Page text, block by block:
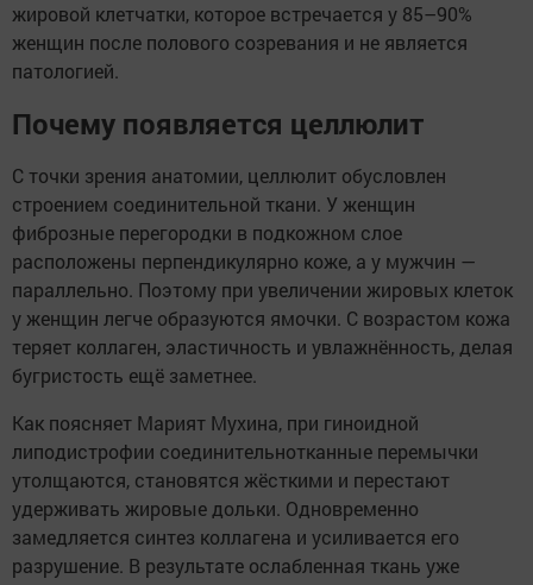
жировой клетчатки, которое встречается у 85–90%
женщин после полового созревания и не является
патологией.
Почему появляется целлюлит
С точки зрения анатомии, целлюлит обусловлен
строением соединительной ткани. У женщин
фиброзные перегородки в подкожном слое
расположены перпендикулярно коже, а у мужчин —
параллельно. Поэтому при увеличении жировых клеток
у женщин легче образуются ямочки. С возрастом кожа
теряет коллаген, эластичность и увлажнённость, делая
бугристость ещё заметнее.
Как поясняет Марият Мухина, при гиноидной
липодистрофии соединительнотканные перемычки
утолщаются, становятся жёсткими и перестают
удерживать жировые дольки. Одновременно
замедляется синтез коллагена и усиливается его
разрушение. В результате ослабленная ткань уже